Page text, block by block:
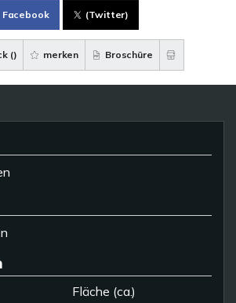
Facebook (Twitter)
() merken Broschüre
Fläche (ca.)